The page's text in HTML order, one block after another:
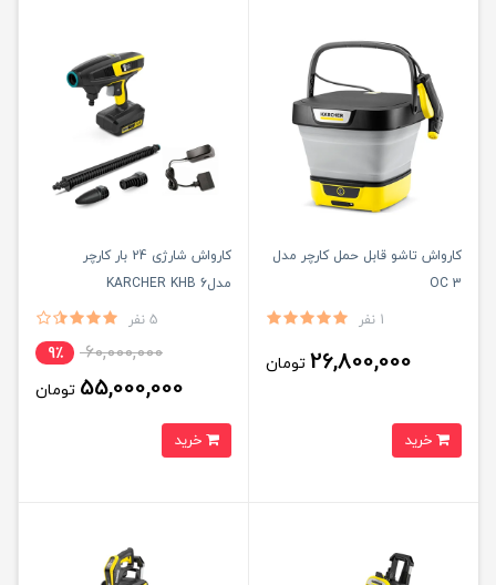
کارواش تاشو قابل حمل کارچر مدل
OC 3
1 نفر
26,800,000 تومان
کارواش شارژی 24 بار کارچر
مدلKARCHER KHB 6
5 نفر
60,000,000 9٪
55,000,000 تومان